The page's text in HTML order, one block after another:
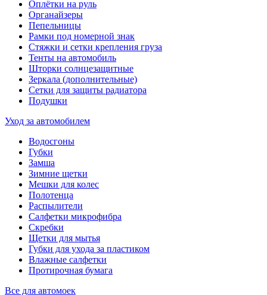
Оплётки на руль
Органайзеры
Пепельницы
Рамки под номерной знак
Стяжки и сетки крепления груза
Тенты на автомобиль
Шторки солнцезащитные
Зеркала (дополнительные)
Сетки для защиты радиатора
Подушки
Уход за автомобилем
Водосгоны
Губки
Замша
Зимние щетки
Мешки для колес
Полотенца
Распылители
Салфетки микрофибра
Скребки
Щетки для мытья
Губки для ухода за пластиком
Влажные салфетки
Протирочная бумага
Все для автомоек